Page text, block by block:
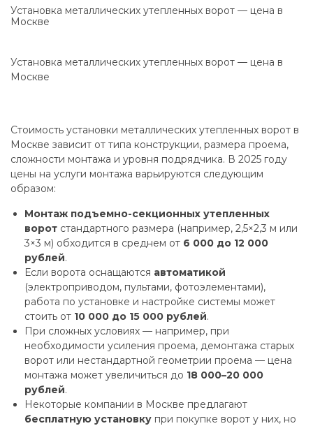
Установка металлических утепленных ворот — цена в
Москве
Установка металлических утепленных ворот — цена в
Москве
Стоимость установки металлических утепленных ворот в
Москве зависит от типа конструкции, размера проема,
сложности монтажа и уровня подрядчика. В 2025 году
цены на услуги монтажа варьируются следующим
образом:
Монтаж подъемно-секционных утепленных
ворот стандартного размера (например, 2,5×2,3 м или
3×3 м) обходится в среднем от 6 000 до 12 000
рублей.
Если ворота оснащаются автоматикой
(электроприводом, пультами, фотоэлементами),
работа по установке и настройке системы может
стоить от 10 000 до 15 000 рублей.
При сложных условиях — например, при
необходимости усиления проема, демонтажа старых
ворот или нестандартной геометрии проема — цена
монтажа может увеличиться до 18 000–20 000
рублей.
Некоторые компании в Москве предлагают
бесплатную установку при покупке ворот у них, но